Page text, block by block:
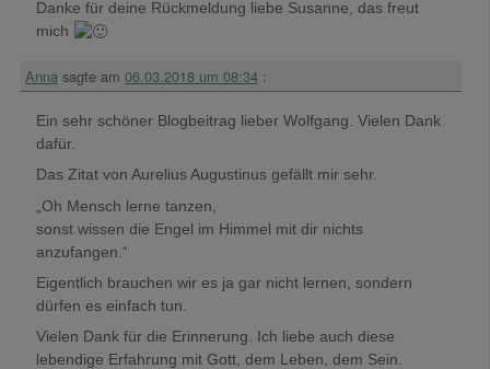
Danke für deine Rückmeldung liebe Susanne, das freut
mich
Anna sagte am 06.03.2018 um 08:34 :
Ein sehr schöner Blogbeitrag lieber Wolfgang. Vielen Dank
dafür.
Das Zitat von Aurelius Augustinus gefällt mir sehr.
„Oh Mensch lerne tanzen,
sonst wissen die Engel im Himmel mit dir nichts
anzufangen.“
Eigentlich brauchen wir es ja gar nicht lernen, sondern
dürfen es einfach tun.
Vielen Dank für die Erinnerung. Ich liebe auch diese
lebendige Erfahrung mit Gott, dem Leben, dem Sein.